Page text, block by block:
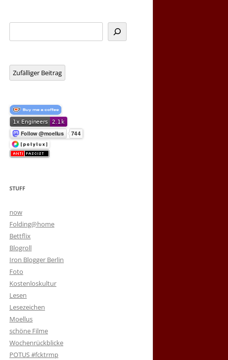
Zufälliger Beitrag
STUFF
now
Folding@home
Bettflix
Blogroll
Iron Blogger Berlin
Foto
Kostenloskultur
Lesen
Lesezeichen
Moellus
schöne Filme
Wochenrückblicke
POTUS #fcktrmp